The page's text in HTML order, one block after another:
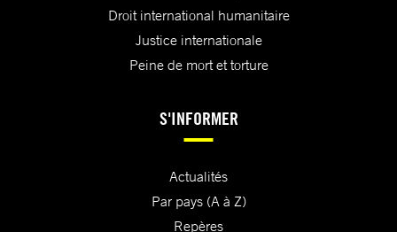
Droit international humanitaire
Justice internationale
Peine de mort et torture
S'INFORMER
Actualités
Par pays (A à Z)
Repères